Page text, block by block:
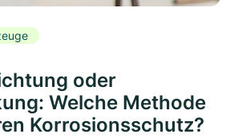
oder
Welche Methode
Korrosionsschutz?